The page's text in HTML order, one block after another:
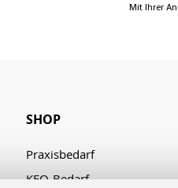
Mit Ihrer
SHOP
Praxisbedarf
KFO-Bedarf